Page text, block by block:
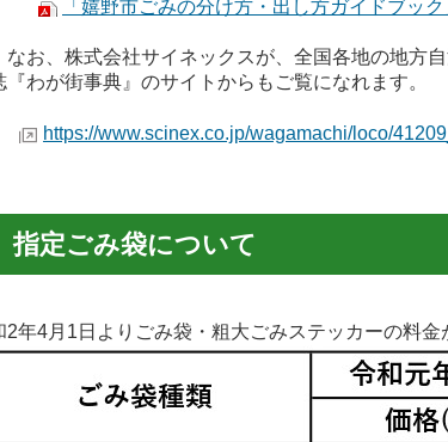
「嬉野市ごみの分け方・出し方ガイドブック
、株式会社サイネックスが、全国各地の地方自
わが街事典』のサイトからもご覧になれます。
https://www.scinex.co.jp/wagamachi/loco/
指定ごみ袋について
2年4月1日よりごみ袋・粗大ごみステッカーの料金